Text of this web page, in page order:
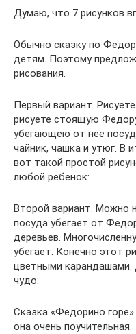
Думаю, что 7 рисунков
Обычно сказку по
детям. Поэтому
рисования.
Первый вариант.
рисуете стоящую
убегающею от неё
чайник, чашка и утюг. В
вот такой простой
любой ребенок:
Второй вариант. Можно
посуда убегает от
деревьев.
убегает. Конечно этот
цветными карандашами.
чудо:
Сказка «Федорино
она очень поучительная.